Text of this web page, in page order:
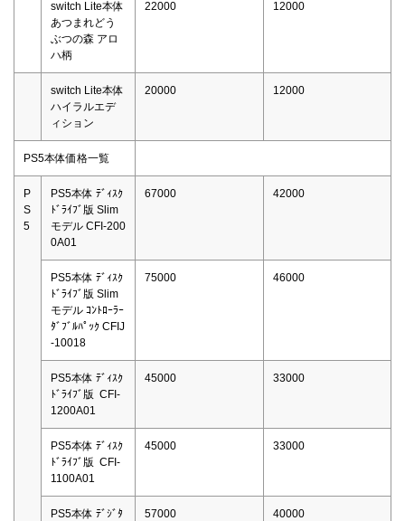
switch Lite本体
あつまれどう
ぶつの森 アロ
ハ柄
22000 12000
switch Lite本体
ハイラルエデ
ィション
20000 12000
PS5本体価格一覧
P
S
5
PS5本体 ﾃﾞｨｽｸ
ﾄﾞﾗｲﾌﾞ版 Slim
モデル CFI-200
0A01
67000 42000
PS5本体 ﾃﾞｨｽｸ
ﾄﾞﾗｲﾌﾞ版 Slim
モデル ｺﾝﾄﾛｰﾗｰ
ﾀﾞﾌﾞﾙﾊﾟｯｸ CFIJ
-10018
75000 46000
PS5本体 ﾃﾞｨｽｸ
ﾄﾞﾗｲﾌﾞ版 CFI-
1200A01
45000 33000
PS5本体 ﾃﾞｨｽｸ
ﾄﾞﾗｲﾌﾞ版 CFI-
1100A01
45000 33000
PS5本体 ﾃﾞｼﾞﾀ
57000 40000